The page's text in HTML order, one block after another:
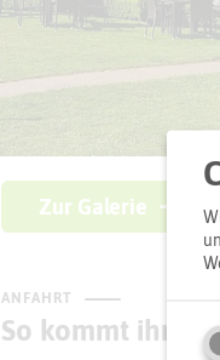
Zur Galerie
ANFAHRT
So kommt ihr